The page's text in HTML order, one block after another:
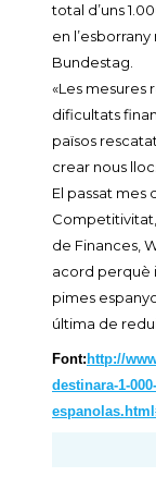
total d’uns
en
Bundestag.
«Les mesures
dificultats
països
crear nous
El passat mes
de Finances,
acord perquè
pimes
última de
Font: http://
destinara-1-